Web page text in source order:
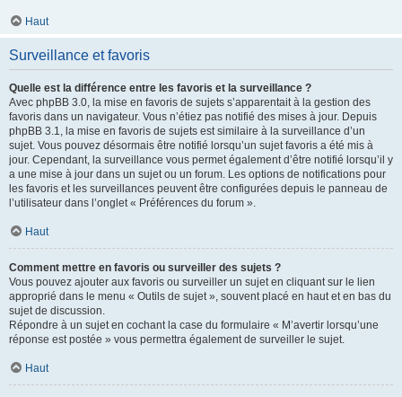
Haut
Surveillance et favoris
Quelle est la différence entre les favoris et la surveillance ?
Avec phpBB 3.0, la mise en favoris de sujets s’apparentait à la gestion des
favoris dans un navigateur. Vous n’étiez pas notifié des mises à jour. Depuis
phpBB 3.1, la mise en favoris de sujets est similaire à la surveillance d’un
sujet. Vous pouvez désormais être notifié lorsqu’un sujet favoris a été mis à
jour. Cependant, la surveillance vous permet également d’être notifié lorsqu’il y
a une mise à jour dans un sujet ou un forum. Les options de notifications pour
les favoris et les surveillances peuvent être configurées depuis le panneau de
l’utilisateur dans l’onglet « Préférences du forum ».
Haut
Comment mettre en favoris ou surveiller des sujets ?
Vous pouvez ajouter aux favoris ou surveiller un sujet en cliquant sur le lien
approprié dans le menu « Outils de sujet », souvent placé en haut et en bas du
sujet de discussion.
Répondre à un sujet en cochant la case du formulaire « M’avertir lorsqu’une
réponse est postée » vous permettra également de surveiller le sujet.
Haut